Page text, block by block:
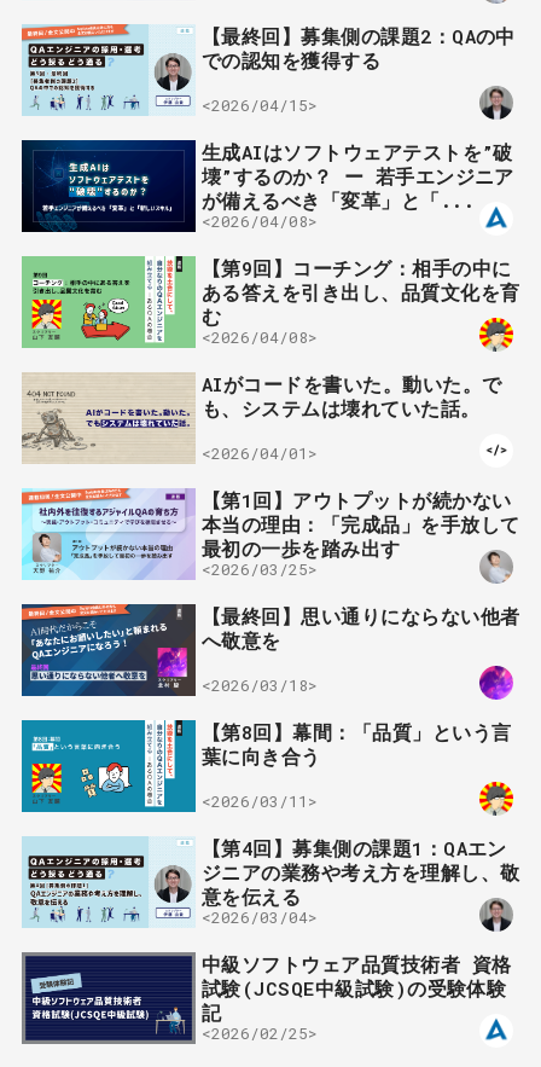
【最終回】募集側の課題2：QAの中
での認知を獲得する
<2026/04/15>
生成AIはソフトウェアテストを”破
壊”するのか？ ー 若手エンジニア
が備えるべき「変革」と「...
<2026/04/08>
【第9回】コーチング：相手の中に
ある答えを引き出し、品質文化を育
む
<2026/04/08>
AIがコードを書いた。動いた。で
も、システムは壊れていた話。
<2026/04/01>
【第1回】アウトプットが続かない
本当の理由：「完成品」を手放して
最初の一歩を踏み出す
<2026/03/25>
【最終回】思い通りにならない他者
へ敬意を
<2026/03/18>
【第8回】幕間：「品質」という言
葉に向き合う
<2026/03/11>
【第4回】募集側の課題1：QAエン
ジニアの業務や考え方を理解し、敬
意を伝える
<2026/03/04>
中級ソフトウェア品質技術者 資格
試験(JCSQE中級試験)の受験体験
記
<2026/02/25>